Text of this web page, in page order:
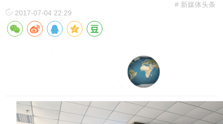
# 新媒体头条
2017-07-04 22:29